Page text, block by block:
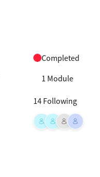
Completed
1 Module
14 Following